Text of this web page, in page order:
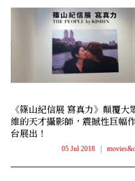
《篠山紀信展 寫真力》顛覆大
維的天才攝影師，震撼性巨幅
台展出！
05 Jul 2018